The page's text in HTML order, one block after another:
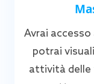
Avrai
potrai
attività delle